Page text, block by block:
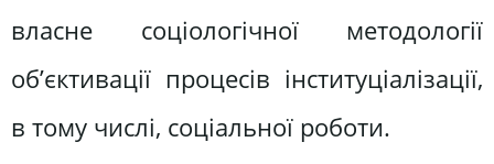
власне соціологічної методології
об’єктивації процесів інституціалізації,
в тому числі, соціальної роботи.